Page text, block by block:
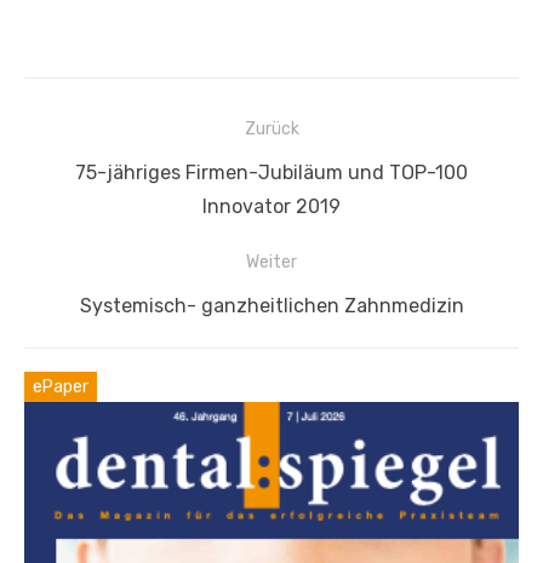
Beitragsnavigation
Zurück
Vorheriger75-jähriges Firmen-Jubiläum und TOP-100
Innovator 2019
Weiter
Nächster
Systemisch- ganzheitlichen Zahnmedizin
ePaper